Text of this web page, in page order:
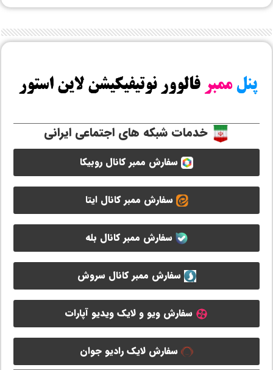
خدمات شبکه های اجتماعی ایرانی
سفارش ممبر کانال روبیکا
سفارش ممبر کانال ایتا
سفارش ممبر کانال بله
سفارش ممبر کانال سروش
سفارش ویو و لایک ویدیو آپارات
سفارش لایک رادیو جوان